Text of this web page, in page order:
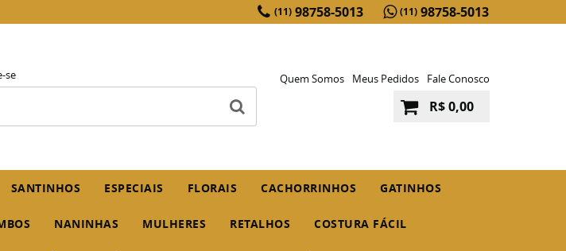
(11) 98758-5013 (11) 98758-5013
se Quem Somos Meus Pedidos Fale Conosco
R$ 0,00
SANTINHOS ESPECIAIS FLORAIS CACHORRINHOS GATINHOS
NANINHAS MULHERES RETALHOS COSTURA FÁCIL